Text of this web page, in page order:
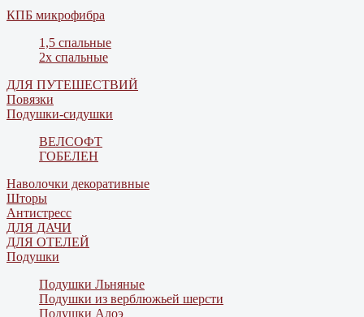
КПБ микрофибра
1,5 спальные
2х спальные
ДЛЯ ПУТЕШЕСТВИЙ
Повязки
Подушки-сидушки
ВЕЛСОФТ
ГОБЕЛЕН
Наволочки декоративные
Шторы
Антистресс
ДЛЯ ДАЧИ
ДЛЯ ОТЕЛЕЙ
Подушки
Подушки Льняные
Подушки из верблюжьей шерсти
Подушки Алоэ